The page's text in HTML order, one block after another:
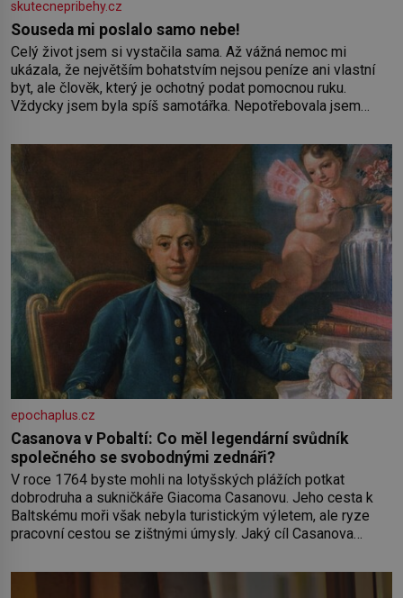
skutecnepribehy.cz
Souseda mi poslalo samo nebe!
Celý život jsem si vystačila sama. Až vážná nemoc mi
ukázala, že největším bohatstvím nejsou peníze ani vlastní
byt, ale člověk, který je ochotný podat pomocnou ruku.
Vždycky jsem byla spíš samotářka. Nepotřebovala jsem
práce a hlavně klid. Hned po studiích jsem odešla z rodného
epochaplus.cz
Casanova v Pobaltí: Co měl legendární svůdník
společného se svobodnými zednáři?
V roce 1764 byste mohli na lotyšských plážích potkat
dobrodruha a sukničkáře Giacoma Casanovu. Jeho cesta k
Baltskému moři však nebyla turistickým výletem, ale ryze
pracovní cestou se zištnými úmysly. Jaký cíl Casanova
Rigy? Casanova v Pobaltí kontaktoval tamní zednářské lóže.
Nebyl v této oblasti žádným nováčkem, protože do